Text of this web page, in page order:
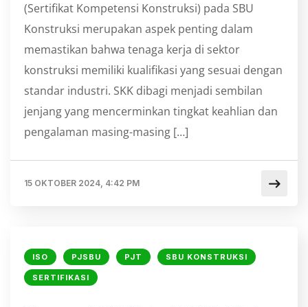
(Sertifikat Kompetensi Konstruksi) pada SBU
Konstruksi merupakan aspek penting dalam
memastikan bahwa tenaga kerja di sektor
konstruksi memiliki kualifikasi yang sesuai dengan
standar industri. SKK dibagi menjadi sembilan
jenjang yang mencerminkan tingkat keahlian dan
pengalaman masing-masing […]
15 OKTOBER 2024, 4:42 PM
ISO PJSBU PJT SBU KONSTRUKSI
SERTIFIKASI